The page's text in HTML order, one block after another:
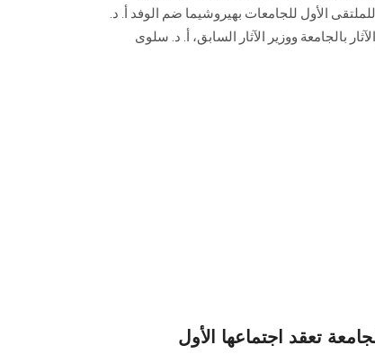
للملتقى الأول للجامعات بهيروشيما ضم الوفد أ. د.
بالجامعة ووزير الآثار السابق، أ. د. سلوى
تعقد اجتماعها الأول